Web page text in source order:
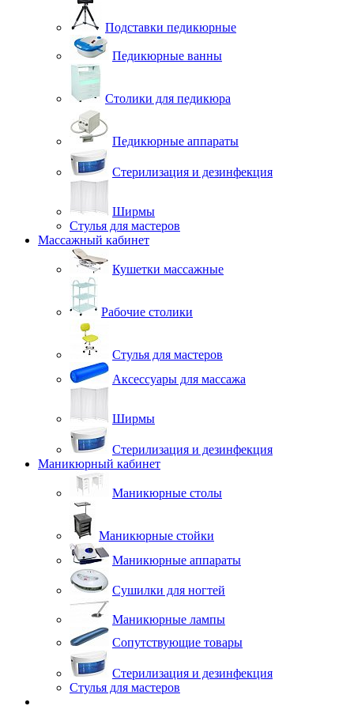
Подставки педикюрные
Педикюрные ванны
Столики для педикюра
Педикюрные аппараты
Стерилизация и дезинфекция
Ширмы
Стулья для мастеров
Массажный кабинет
Кушетки массажные
Рабочие столики
Стулья для мастеров
Аксессуары для массажа
Ширмы
Стерилизация и дезинфекция
Маникюрный кабинет
Маникюрные столы
Маникюрные стойки
Маникюрные аппараты
Сушилки для ногтей
Маникюрные лампы
Сопутствующие товары
Стерилизация и дезинфекция
Стулья для мастеров